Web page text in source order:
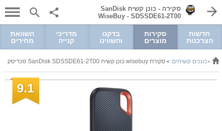
סקירה - כונן קשיח SanDisk
SDSSDE61-2T00 ‏- WiseBuy
חדשות
הצרכנות
סקירות
מוצרים
בדקנו
והשווינו
מדריכי
קנייה
השוואת
מחירים
>כוננים קשיחים >סקירת wisebuy כונן קשיח SanDisk SDSSDE61-2T00 סנדיסק
9.1